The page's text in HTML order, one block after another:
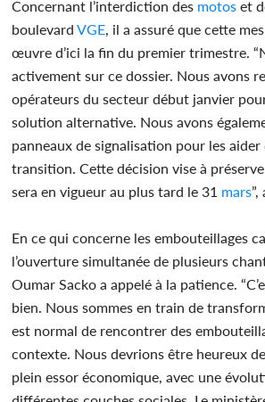
Concernant l’interdiction des motos et
boulevard VGE , il a assuré que cette
œuvre d’ici la fin du premier trimestre.
activement sur ce dossier. Nous avons
opérateurs du secteur début janvier
solution alternative. Nous avons
panneaux de signalisation pour les aider
transition. Cette décision vise à
sera en vigueur au plus tard le 31 mars
En ce qui concerne les embouteillages
l’ouverture simultanée de plusieurs
Oumar Sacko a appelé à la patience.
bien. Nous sommes en train de
est normal de rencontrer des
contexte. Nous devrions être heureux
plein essor économique, avec une